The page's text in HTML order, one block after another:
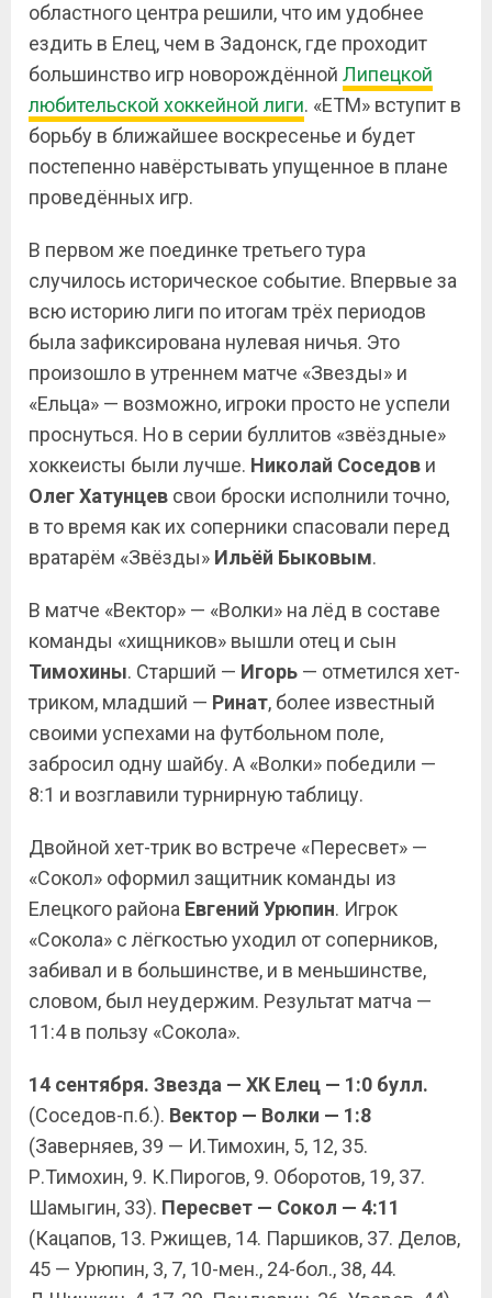
областного центра решили, что им удобнее
ездить в Елец, чем в Задонск, где проходит
большинство игр новорождённой Липецкой
любительской хоккейной лиги. «ЕТМ» вступит в
борьбу в ближайшее воскресенье и будет
постепенно навёрстывать упущенное в плане
проведённых игр.
В первом же поединке третьего тура
случилось историческое событие. Впервые за
всю историю лиги по итогам трёх периодов
была зафиксирована нулевая ничья. Это
произошло в утреннем матче «Звезды» и
«Ельца» — возможно, игроки просто не успели
проснуться. Но в серии буллитов «звёздные»
хоккеисты были лучше. Николай Соседов и
Олег Хатунцев свои броски исполнили точно,
в то время как их соперники спасовали перед
вратарём «Звёзды» Ильёй Быковым.
В матче «Вектор» — «Волки» на лёд в составе
команды «хищников» вышли отец и сын
Тимохины. Старший — Игорь — отметился хет-
триком, младший — Ринат, более известный
своими успехами на футбольном поле,
забросил одну шайбу. А «Волки» победили —
8:1 и возглавили турнирную таблицу.
Двойной хет-трик во встрече «Пересвет» —
«Сокол» оформил защитник команды из
Елецкого района Евгений Урюпин. Игрок
«Сокола» с лёгкостью уходил от соперников,
забивал и в большинстве, и в меньшинстве,
словом, был неудержим. Результат матча —
11:4 в пользу «Сокола».
14 сентября. Звезда — ХК Елец — 1:0 булл.
(Соседов-п.б.). Вектор — Волки — 1:8
(Заверняев, 39 — И.Тимохин, 5, 12, 35.
Р.Тимохин, 9. К.Пирогов, 9. Оборотов, 19, 37.
Шамыгин, 33). Пересвет — Сокол — 4:11
(Кацапов, 13. Ржищев, 14. Паршиков, 37. Делов,
45 — Урюпин, 3, 7, 10-мен., 24-бол., 38, 44.